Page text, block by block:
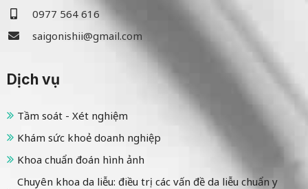
0977 564 616
saigonishii@gmail.com
Dịch vụ
Tầm soát - Xét nghiệm
Khám sức khoẻ doanh nghiệp
Khoa chuẩn đoán hình ảnh
Chuyên khoa da liễu: điều trị các vấn đề da liễu chuẩn y